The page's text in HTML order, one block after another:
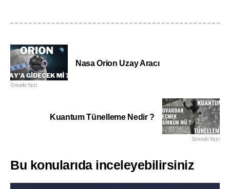
Nasa Orion Uzay Aracı
Önceki Yazı
Kuantum Tünelleme Nedir ?
Sonraki Yazı
Bu konularıda inceleyebilirsiniz